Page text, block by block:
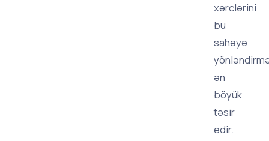
xərclərini
bu
sahəyə
ən
böyük
təsir
edir.